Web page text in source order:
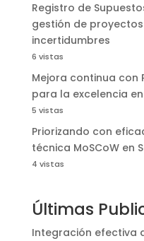
Registro de
gestión de
incertidumbres
6 vistas
Mejora continua con
para la excelencia
5 vistas
Priorizando con
técnica MoSCoW en
4 vistas
Últimas
Integración efectiva